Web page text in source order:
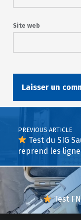
Site web
Post navigation
PREVIOUS ARTICLE
Test du SIG
reprend les
Test